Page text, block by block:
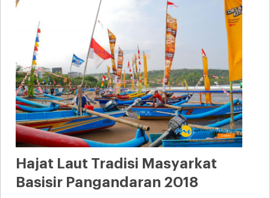
Hajat Laut Tradisi Masyarkat
Basisir Pangandaran 2018